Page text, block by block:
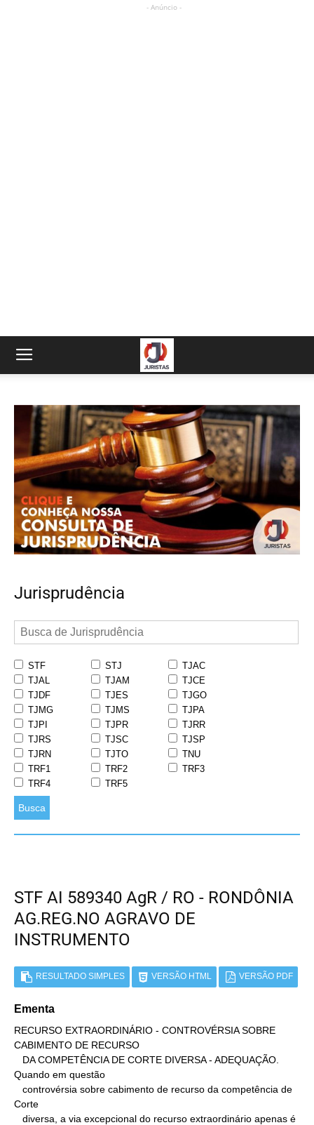
- Anúncio -
Jurisprudência
STF STJ
TJAC
TJAL
TJAM
TJCE
TJDF
TJES
TJGO
TJMG
TJMS
TJPA
TJPI
TJPR
TJRR
TJRS
TJSC
TJSP
TJRN
TJTO
TNU
TRF1
TRF2
TRF3
TRF4
TRF5
Busca
STF AI 589340 AgR / RO - RONDÔNIA
AG.REG.NO AGRAVO DE
INSTRUMENTO
RESULTADO SIMPLES VERSÃO HTML VERSÃO PDF
Ementa
RECURSO EXTRAORDINÁRIO - CONTROVÉRSIA SOBRE
CABIMENTO DE RECURSO
Quando em questão
Corte